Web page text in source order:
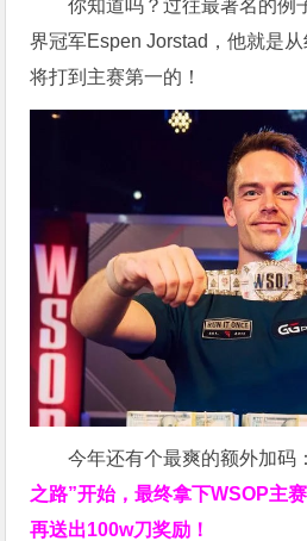
你知道吗？过往最著名的例
界冠军Espen Jorstad，他就是
将打到主赛第一的！
今年还有个最爽的额外加码：
之路”开始，最终拿下WSOP主
再送出100w刀奖励！